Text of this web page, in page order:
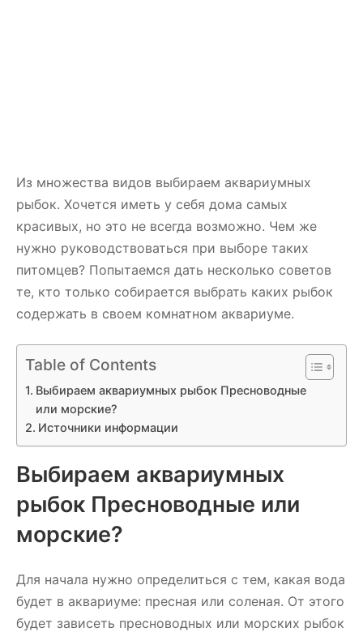
Из множества видов выбираем аквариумных
рыбок. Хочется иметь у себя дома самых
красивых, но это не всегда возможно. Чем же
нужно руководствоваться при выборе таких
питомцев? Попытаемся дать несколько советов
те, кто только собирается выбрать каких рыбок
содержать в своем комнатном аквариуме.
Table of Contents
Выбираем аквариумных рыбок Пресноводные
или морские?
Источники информации
Выбираем аквариумных
рыбок Пресноводные или
морские?
Для начала нужно определиться с тем, какая вода
будет в аквариуме: пресная или соленая. От этого
будет зависеть пресноводных или морских рыбок